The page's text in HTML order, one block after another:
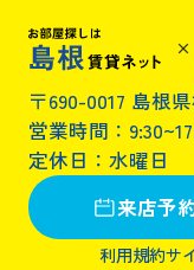
〒690-0017 島根
営業時間：
定休日：水曜日
来店予
利用規約サ